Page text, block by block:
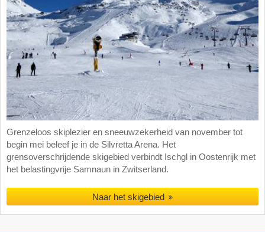
Grenzeloos skiplezier en sneeuwzekerheid van november tot
begin mei beleef je in de Silvretta Arena. Het
grensoverschrijdende skigebied verbindt Ischgl in Oostenrijk met
het belastingvrije Samnaun in Zwitserland.
Naar het skigebied